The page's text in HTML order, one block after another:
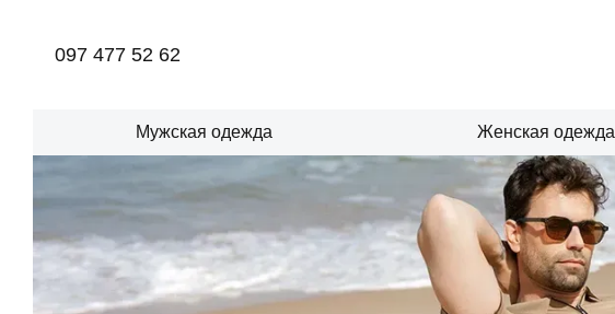
097 477 52 62
Мужская одежда Женская одежда